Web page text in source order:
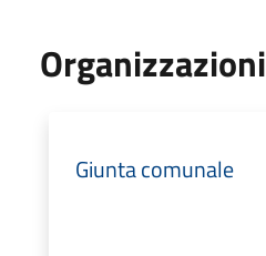
Organizzazioni
Giunta comunale